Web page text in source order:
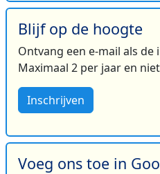
Blijf op de hoogte
Ontvang een e-mail als
Maximaal 2 per jaar en
Inschrijven
Voeg ons toe in